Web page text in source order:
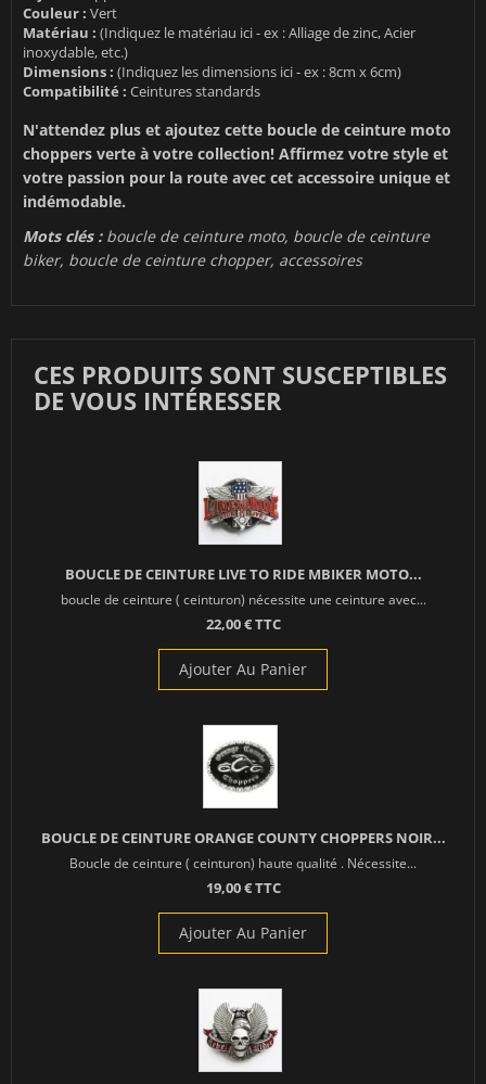
Couleur : Vert
Matériau : (Indiquez le matériau ici - ex : Alliage de zinc, Acier
inoxydable, etc.)
Dimensions : (Indiquez les dimensions ici - ex : 8cm x 6cm)
Compatibilité : Ceintures standards
N'attendez plus et ajoutez cette boucle de ceinture moto
choppers verte à votre collection! Affirmez votre style et
votre passion pour la route avec cet accessoire unique et
indémodable.
Mots clés : boucle de ceinture moto, boucle de ceinture
biker, boucle de ceinture chopper, accessoires
CES PRODUITS SONT SUSCEPTIBLES
DE VOUS INTÉRESSER
BOUCLE DE CEINTURE LIVE TO RIDE MBIKER MOTO...
boucle de ceinture ( ceinturon) nécessite une ceinture avec...
22,00 € TTC
Ajouter Au Panier
BOUCLE DE CEINTURE ORANGE COUNTY CHOPPERS NOIR...
Boucle de ceinture ( ceinturon) haute qualité . Nécessite...
19,00 € TTC
Ajouter Au Panier